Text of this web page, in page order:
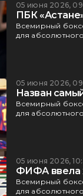
05 июня 2026,
ПБК
Всемирный
для
05 июня 2026,
Назван
Всемирный
для
05 июня 2026,
ФИФА ввела
Всемирный
для